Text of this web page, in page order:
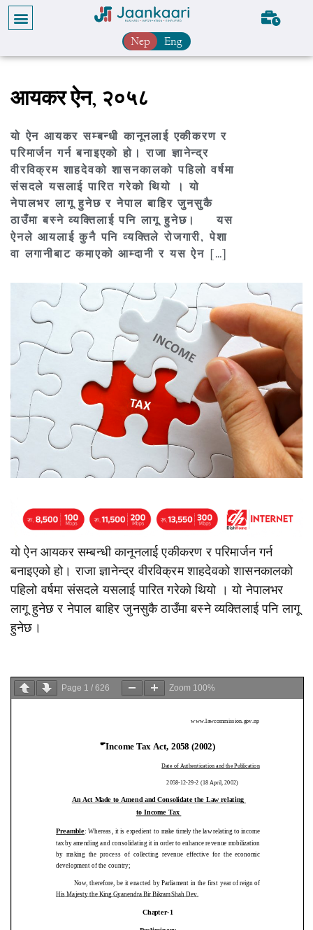
Nep Eng
आयकर ऐन, २०५८
यो ऐन आयकर सम्बन्धी कानूनलाई एकीकरण र
परिमार्जन गर्न बनाइएको हो। राजा ज्ञानेन्द्र
वीरविक्रम शाहदेवको शासनकालको पहिलो वर्षमा
संसदले यसलाई पारित गरेको थियो । यो
नेपालभर लागू हुनेछ र नेपाल बाहिर जुनसुकै
ठाउँमा बस्ने व्यक्तिलाई पनि लागू हुनेछ। यस
ऐनले आयलाई कुनै पनि व्यक्तिले रोजगारी, पेशा
वा लगानीबाट कमाएको आम्दानी र यस ऐन […]
यो ऐन आयकर सम्बन्धी कानूनलाई एकीकरण र परिमार्जन गर्न
बनाइएको हो। राजा ज्ञानेन्द्र वीरविक्रम शाहदेवको शासनकालको
पहिलो वर्षमा संसदले यसलाई पारित गरेको थियो । यो नेपालभर
लागू हुनेछ र नेपाल बाहिर जुनसुकै ठाउँमा बस्ने व्यक्तिलाई पनि लागू
हुनेछ।
Page 1 / 626 Zoom 100%